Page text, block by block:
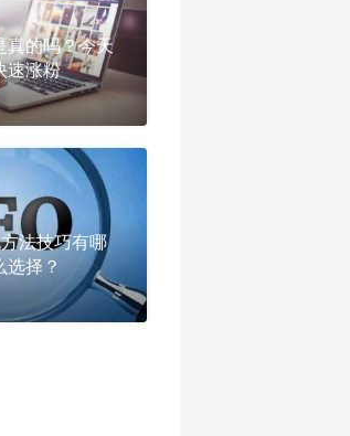
真的吗？今天
速涨粉
法技巧有哪
择？